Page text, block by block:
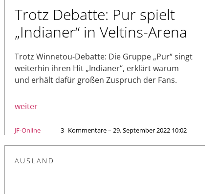
Trotz Debatte: Pur spielt
„Indianer“ in Veltins-Arena
Trotz Winnetou-Debatte: Die Gruppe „Pur“ singt
weiterhin ihren Hit „Indianer“, erklärt warum
und erhält dafür großen Zuspruch der Fans.
weiter
JF-Online 3 Kommentare – 29. September 2022 10:02
AUSLAND